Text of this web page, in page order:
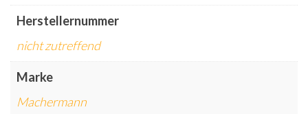
Herstellernummer
nicht zutreffend
Marke
Machermann